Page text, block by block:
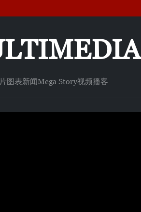
图表新闻Mega Story视频播客